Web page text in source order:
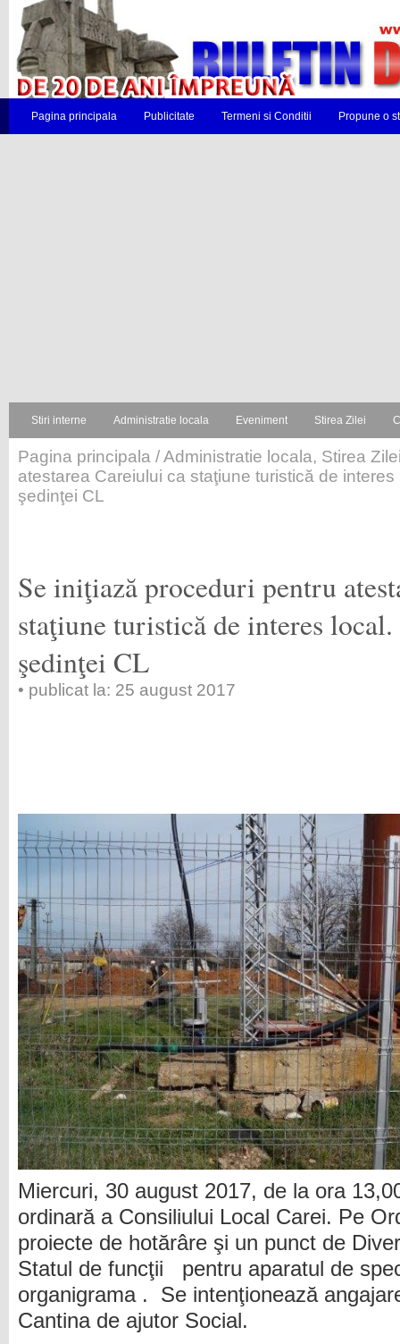
Pagina principala Publicitate Termeni si Conditii Propune o
Stiri interne Administratie locala Eveniment Stirea Zilei
Pagina principala /Administratie locala, Stirea
atestarea Careiului ca staţiune turistică de
şedinţei CL
Se iniţiază proceduri pentru
staţiune turistică de interes
şedinţei CL
• publicat la: 25 august 2017
Miercuri, 30 august 2017, de la ora
ordinară a Consiliului Local Carei. Pe
proiecte de hotărâre şi un punct de
Statul de funcţii pentru aparatul de
organigrama . Se intenţionează
Cantina de ajutor Social.